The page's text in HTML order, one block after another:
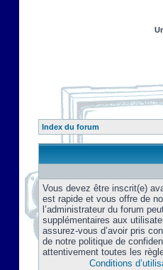
Index du forum
Vous devez être inscrit(e)
est rapide et vous offre de
l’administrateur du forum
supplémentaires aux
assurez-vous d’avoir pris
de notre politique de
attentivement toutes les
Conditions